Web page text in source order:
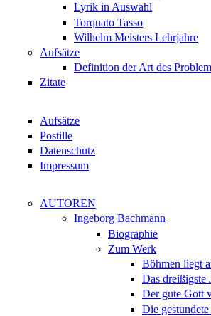
Lyrik in Auswahl
Torquato Tasso
Wilhelm Meisters Lehrjahre
Aufsätze
Definition der Art des
Zitate
Aufsätze
Postille
Datenschutz
Impressum
AUTOREN
Ingeborg Bachmann
Biographie
Zum Werk
Böhmen liegt
Das dreißigste
Der gute Gott
Die